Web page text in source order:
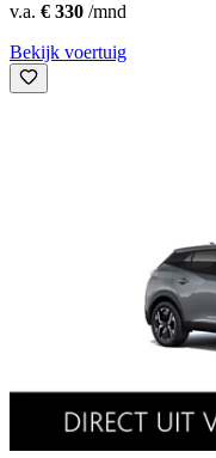
v.a. € 330 /mnd
Bekijk voertuig